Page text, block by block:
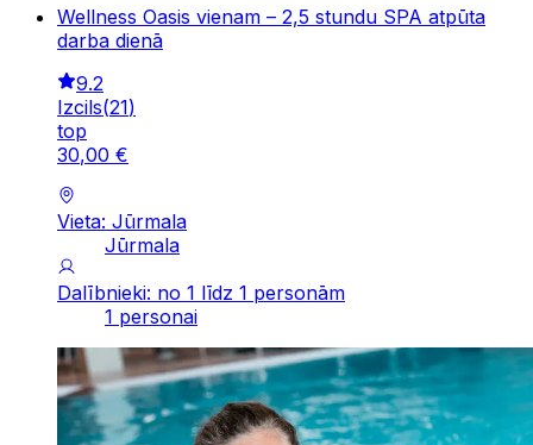
Wellness Oasis vienam – 2,5 stundu SPA atpūta
darba dienā
9.2
Izcils(21)
top
30,00 €
Vieta: Jūrmala
Jūrmala
Dalībnieki: no 1 līdz 1 personām
1 personai